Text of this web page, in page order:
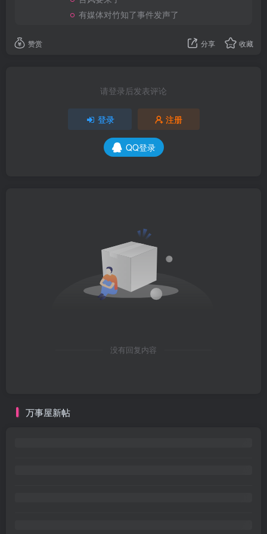
有媒体对竹知了事件发声了
赞赏 分享 收藏
请登录后发表评论
登录 注册
QQ登录
没有回复内容
万事屋新帖